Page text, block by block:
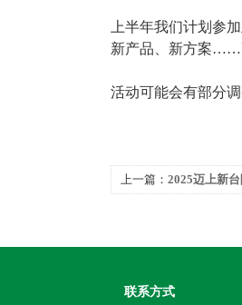
上半年我们计划参
新产品、新方案……
活动可能会有部分
上一篇： 2025迈上新
联系方式